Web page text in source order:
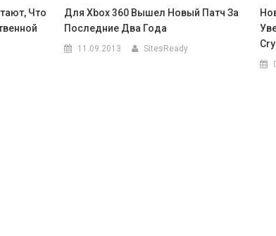
Что
Для Xbox 360 Вышел Новый Патч За
Последние Два Года
11.09.2013 SitesReady